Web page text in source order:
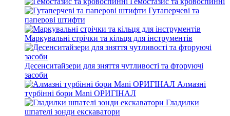
Гутаперчеві та
паперові штифти
Маркувальні стрічки та кільця для інструментів
Десенситайзери для зняття чутливості та фторуючі
засоби
Алмазні
турбінні бори Mani ОРИГІНАЛ
Гладилки
шпателі зонди екскаватори